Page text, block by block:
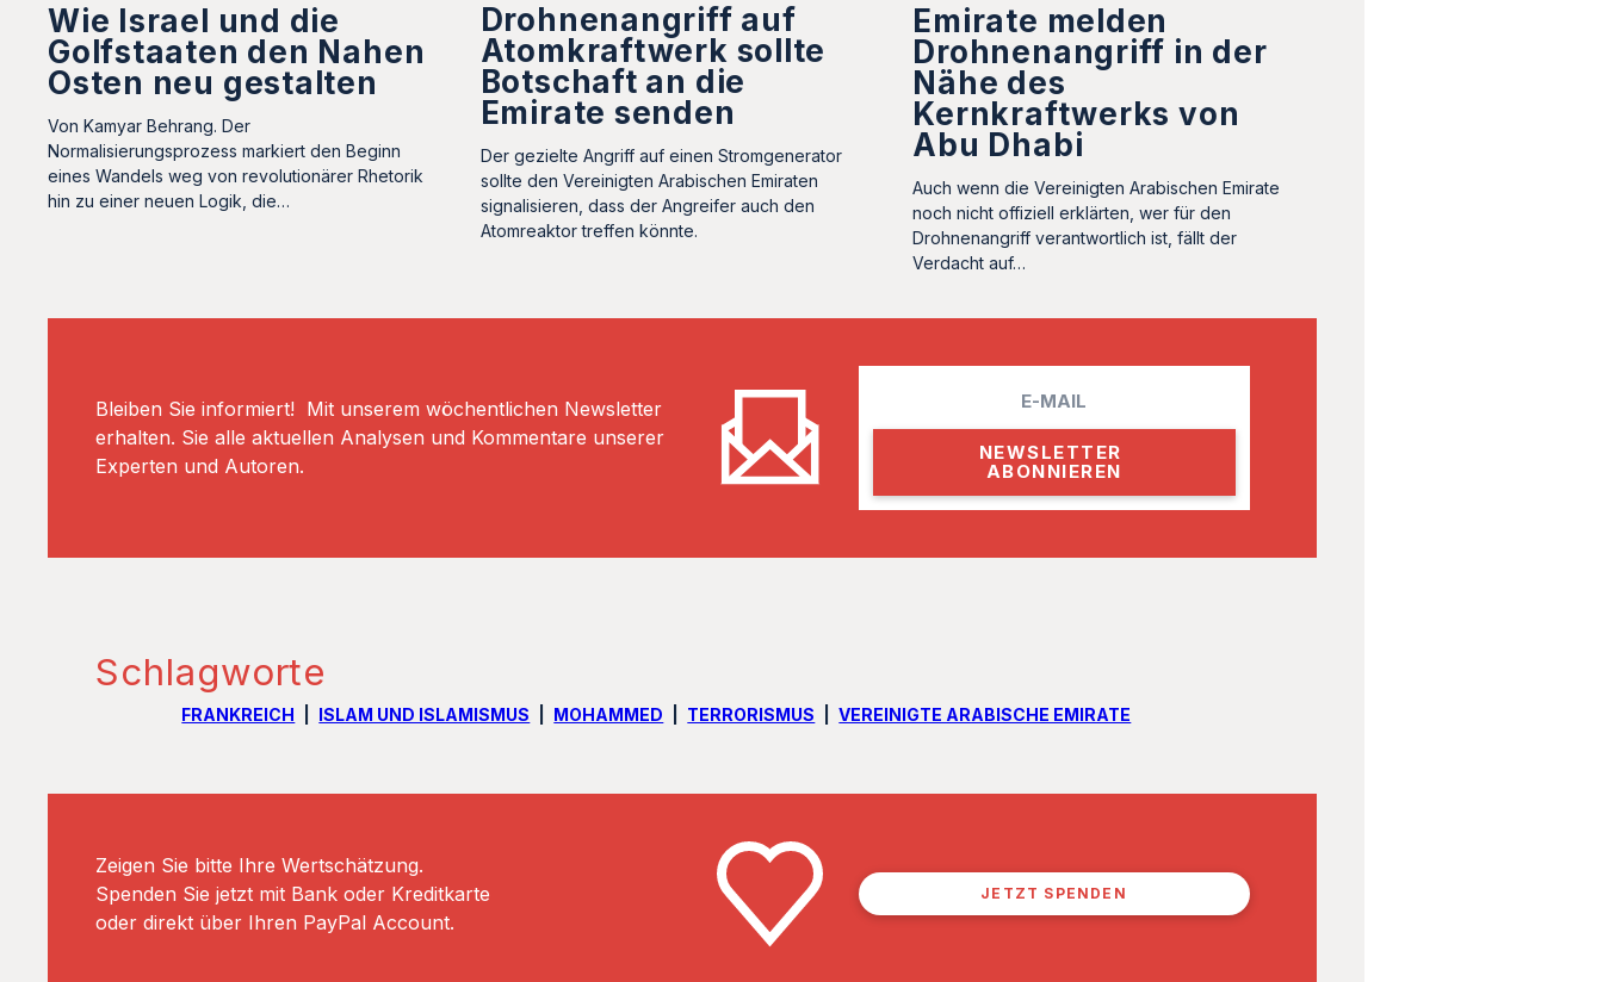
Wie Israel und die
Golfstaaten den Nahen
Osten neu gestalten
Von Kamyar Behrang. Der
Normalisierungsprozess markiert den Beginn
eines Wandels weg von revolutionärer Rhetorik
hin zu einer neuen Logik, die…
Drohnenangriff auf
Atomkraftwerk sollte
Botschaft an die
Emirate senden
Der gezielte Angriff auf einen Stromgenerator
sollte den Vereinigten Arabischen Emiraten
signalisieren, dass der Angreifer auch den
Atomreaktor treffen könnte.
Emirate melden
Drohnenangriff in der
Nähe des
Kernkraftwerks von
Abu Dhabi
Auch wenn die Vereinigten Arabischen Emirate
noch nicht offiziell erklärten, wer für den
Drohnenangriff verantwortlich ist, fällt der
Verdacht auf…
Bleiben Sie informiert! Mit unserem wöchentlichen Newsletter
erhalten. Sie alle aktuellen Analysen und Kommentare unserer
Experten und Autoren.
l
Schlagworte
FRANKREICH ISLAM UND ISLAMISMUS MOHAMMED TERRORISMUS VEREINIGTE ARABISCHE EMIRATE
Zeigen Sie bitte Ihre Wertschätzung.
Spenden Sie jetzt mit Bank oder Kreditkarte
oder direkt über Ihren PayPal Account.
JETZT SPENDEN